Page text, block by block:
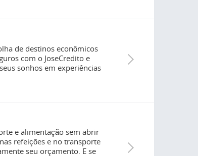
de destinos econômicos
com o JoseCredito e
sonhos em experiências
e alimentação sem abrir
refeições e no transporte
seu orçamento. E se